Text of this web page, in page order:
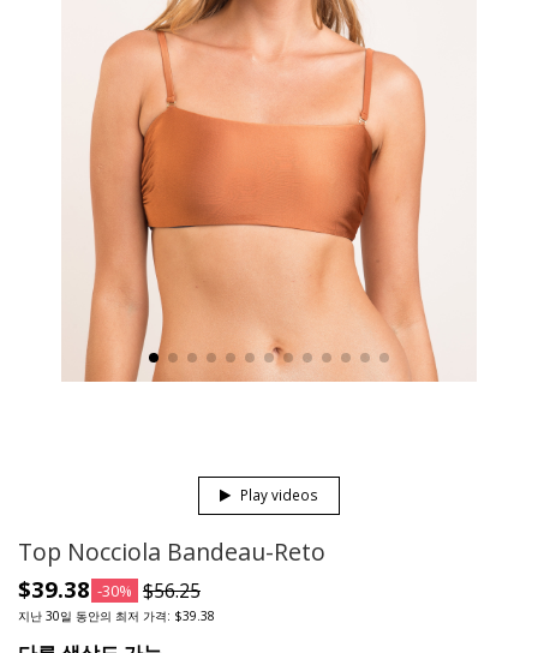
Play videos
Top Nocciola Bandeau-Reto
$39.38 -30% $56.25
지난 30일 동안의 최저 가격: $39.38